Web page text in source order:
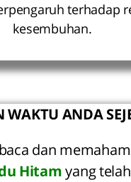
terhadap
kesembuhan.
WAKTU ANDA
dan
Hitamyang